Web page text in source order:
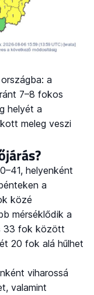
a
7–8 fokos
helyét a
meleg veszi
helyenként
a
közé
mérséklődik a
33 fok között
20 fok alá hűlhet
viharossá
valamint